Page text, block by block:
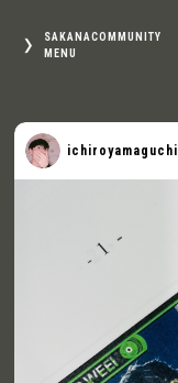
SAKANACOMMUNITY
MENU
ichiroyamaguchi